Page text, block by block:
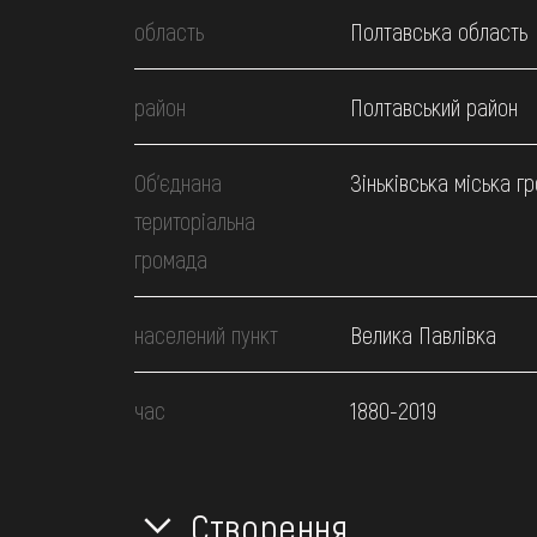
область Полтавська область
район Полтавський район
Об’єднана
територіальна
громада
Зіньківська міська
населений пункт Велика Павлівка
час 1880-2019
Створення